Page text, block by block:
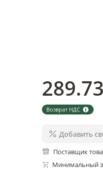
289.73
Возврат НДС
Добавить
Поставщик
Минимальный